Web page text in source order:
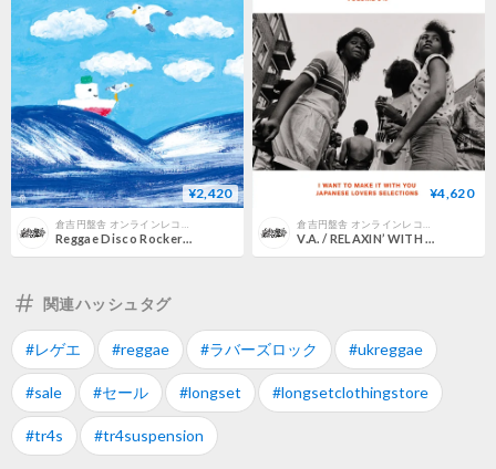
¥2,420 ¥4,620
関連ハッシュタグ
#レゲエ #reggae #ラバーズロック #ukreggae
#sale #セール #longset #longsetclothingstore
#tr4s #tr4suspension